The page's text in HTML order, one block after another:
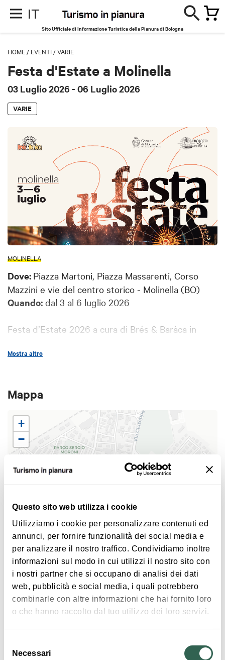
Questo sito web utilizza i cookie
Utilizziamo i cookie per personalizzare contenuti ed
annunci, per fornire funzionalità dei social media e
per analizzare il nostro traffico. Condividiamo inoltre
informazioni sul modo in cui utilizzi il nostro sito con
i nostri partner che si occupano di analisi dei dati
web, pubblicità e social media, i quali potrebbero
combinarle con altre informazioni che hai fornito loro
o che hanno raccolto dal tuo utilizzo dei loro servizi.
delNecessari
IT
Sito Ufficiale di Informazione Turistica della Pianura di Bologna
HOME / EVENTI /VARIE
Festa d'Estate a Molinella
03 Luglio 2026 - 06 Luglio 2026
VARIE
MOLINELLA
Dove: Piazza Martoni, Piazza Massarenti, Corso
Mazzini e vie del centro storico - Molinella (BO)
Quando: dal 3 al 6 luglio 2026
Festa d’Estate 2026 a cura di Brés & Baràca in
patrocinio del Comune.
Programma spettacoli, palco principale:
Venerdì 3 luglio - Joe Dibrutto: live show.
Sabato 4 luglio - Selezioni Miss Italia.
Domenica 5 luglio - Papeete Beach Tour: la riviera
fa tappa a Molinella.
Domenica 5 e lunedì 6 luglio - Tombola in piazza
con un montepremi complessivo di 20.000 €.
Per informazioni e aggiornamenti:
Brés & BaràcaeProloco Molinella
Mostra altro
Mappa
+
−
Leaflet OpenStreetMap contributors ©
Festa d'Estate a Molinella
40062 Molinella